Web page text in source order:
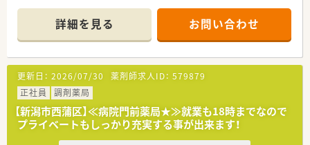
■この求人は大手薬局求人特集に掲載中です■
詳細を見る お問い合わせ
更新日： 2026/07/30 薬剤師求人ID： 579879
正社員
調剤薬局
【新潟市西蒲区】≪病院門前薬局★≫就業も18時までなので
プライベートもしっかり充実する事が出来ます！